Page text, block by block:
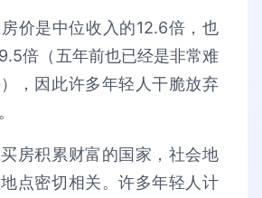
价是中位收入的12.6倍，也
倍（五年前也已经是非常难
，因此许多年轻人干脆放弃
房积累财富的国家，社会地
点密切相关。许多年轻人计